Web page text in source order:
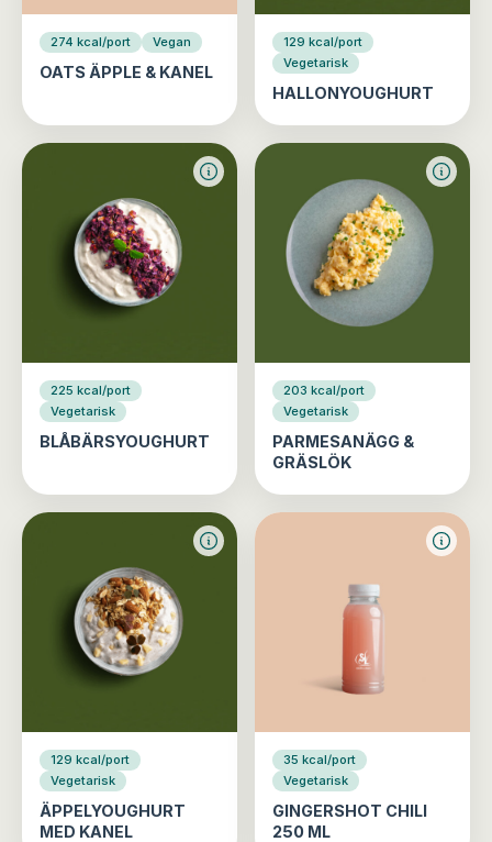
274 kcal/port Vegan
OATS ÄPPLE & KANEL
129 kcal/port
Vegetarisk
HALLONYOUGHURT
225 kcal/port
Vegetarisk
BLÅBÄRSYOUGHURT
203 kcal/port
Vegetarisk
PARMESANÄGG &
GRÄSLÖK
129 kcal/port
Vegetarisk
ÄPPELYOUGHURT
MED KANEL
35 kcal/port
Vegetarisk
GINGERSHOT CHILI
250 ML